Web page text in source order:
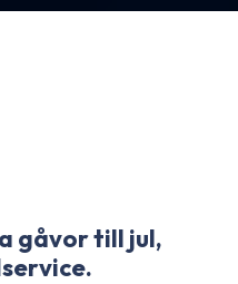
gåvor till jul,